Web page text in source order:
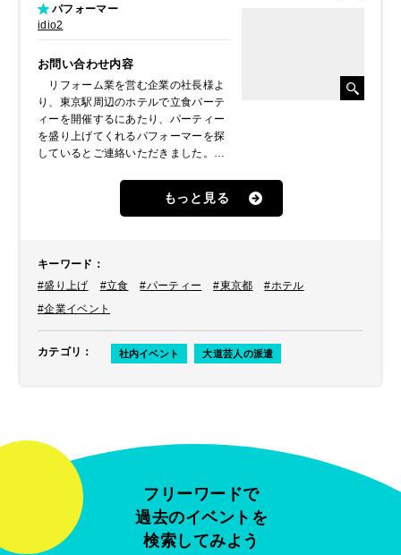
パフォーマー
idio2
お問い合わせ内容
リフォーム業を営む企業の社長様よ
り、東京駅周辺のホテルで立食パーテ
ィーを開催するにあたり、パーティー
を盛り上げてくれるパフォーマーを探
しているとご連絡いただきました。
紹介させていただき、是非idio2のお二
人にお願いしたいということで早速ご
もっと見る
キーワード ：
#盛り上げ
#立食 #パーティー #東京都
#ホテル
#企業イベント
カテゴリ ： 社内イベント 大道芸人の派遣
フリーワードで
過去のイベントを
検索してみよう